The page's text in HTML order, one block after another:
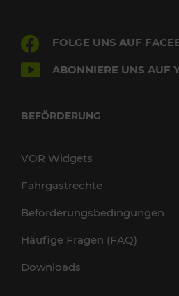
FOLGE UNS AUF
ABONNIERE UNS AUF
BEFÖRDERUNG
VOR Widgets
Fahrgastrechte
Beförderungsbedingungen
Häufige Fragen (FAQ)
Downloads